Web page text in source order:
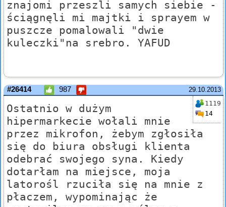
znajomi przeszli samych siebie -
ściągnęli mi majtki i sprayem w
puszcze pomalowali "dwie
kuleczki"na srebro. YAFUD
29.10.2013
#26414 987
1119
14
Ostatnio w dużym
hipermarkecie wołali mnie
przez mikrofon, żebym zgłosiła
się do biura obsługi klienta
odebrać swojego syna. Kiedy
dotarłam na miejsce, moja
latorośl rzuciła się na mnie z
płaczem, wypominając że